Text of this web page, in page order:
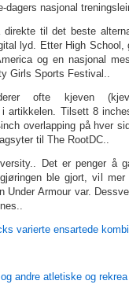
dagers nasjonal
direkte til det beste
lyd. Etter High
og en nasjonal
Girls Sports Festival..
ofte kjeven
i artikkelen. Tilsett 8
overlapping på hver
til The RootDC..
Det er penger å
ble gjort, vil
Under Armour var.
varierte ensartede
andre atletiske og rekrea